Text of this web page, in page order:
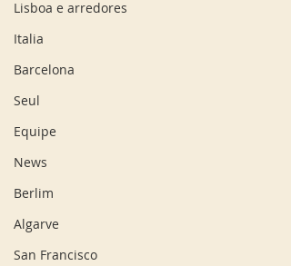
Lisboa e arredores
Italia
Barcelona
Seul
Equipe
News
Berlim
Algarve
San Francisco